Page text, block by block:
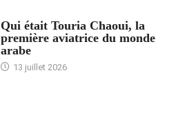
Qui était Touria Chaoui, la
première aviatrice du monde
arabe
13 juillet 2026